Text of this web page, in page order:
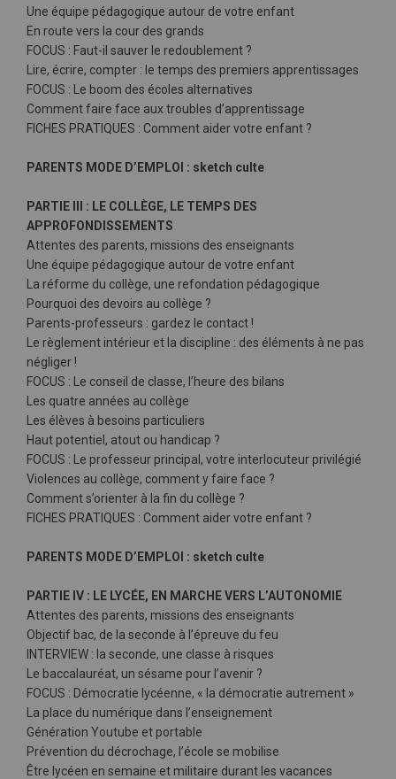
Une équipe pédagogique autour de votre enfant
En route vers la cour des grands
FOCUS : Faut-il sauver le redoublement ?
Lire, écrire, compter : le temps des premiers apprentissages
FOCUS : Le boom des écoles alternatives
Comment faire face aux troubles d’apprentissage
FICHES PRATIQUES : Comment aider votre enfant ?
PARENTS MODE D’EMPLOI : sketch culte
PARTIE III : LE COLLÈGE, LE TEMPS DES
APPROFONDISSEMENTS
Attentes des parents, missions des enseignants
Une équipe pédagogique autour de votre enfant
La réforme du collège, une refondation pédagogique
Pourquoi des devoirs au collège ?
Parents-professeurs : gardez le contact !
Le règlement intérieur et la discipline : des éléments à ne pas
négliger !
FOCUS : Le conseil de classe, l’heure des bilans
Les quatre années au collège
Les élèves à besoins particuliers
Haut potentiel, atout ou handicap ?
FOCUS : Le professeur principal, votre interlocuteur privilégié
Violences au collège, comment y faire face ?
Comment s’orienter à la fin du collège ?
FICHES PRATIQUES : Comment aider votre enfant ?
PARENTS MODE D’EMPLOI : sketch culte
PARTIE IV : LE LYCÉE, EN MARCHE VERS L’AUTONOMIE
Attentes des parents, missions des enseignants
Objectif bac, de la seconde à l’épreuve du feu
INTERVIEW : la seconde, une classe à risques
Le baccalauréat, un sésame pour l’avenir ?
FOCUS : Démocratie lycéenne, « la démocratie autrement »
La place du numérique dans l’enseignement
Génération Youtube et portable
Prévention du décrochage, l’école se mobilise
Être lycéen en semaine et militaire durant les vacances